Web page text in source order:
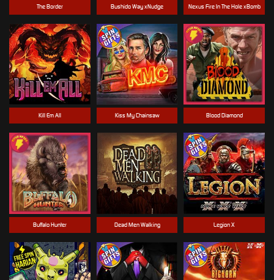
Kill Em All Blood Diamond
Nexus Fire In The Hole xBomb
Dead Men Walking
Kiss My Chainsaw
Legion X
Buffalo Hunter
Bushido Way xNudge
The Border